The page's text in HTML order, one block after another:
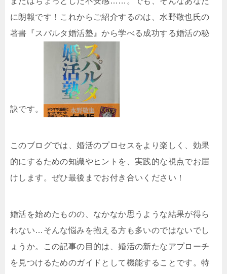
に朗報です！これからご紹介するのは、水野敬也氏の
著書『スパルタ婚活塾』から学べる成功する婚活の秘
訣です。
このブログでは、婚活のプロセスをより楽しく、効果
的にするための知識やヒントを、実践的な視点でお届
けします。ぜひ最後までお付き合いください！
婚活を始めたものの、なかなか思うような結果が得ら
れない…そんな悩みを抱える方も多いのではないでし
ょうか。この記事の目的は、婚活の新たなアプローチ
を見つけるためのガイドとして機能することです。特